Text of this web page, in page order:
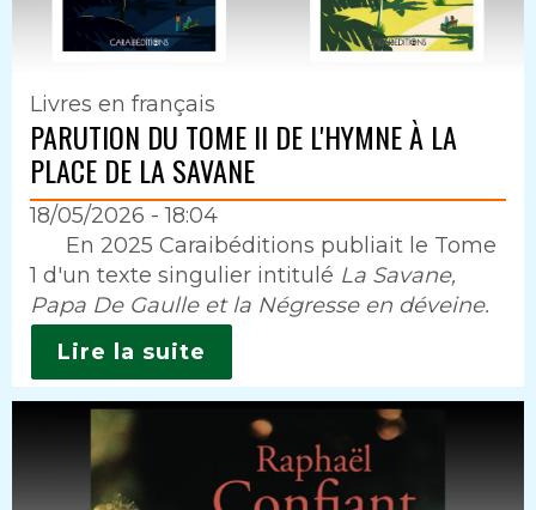
Livres en français
PARUTION DU TOME II DE L'HYMNE À LA
PLACE DE LA SAVANE
18/05/2026 - 18:04
Intro
En 2025 Caraibéditions publiait le Tome
1 d'un texte singulier intitulé La Savane,
Papa De Gaulle et la Négresse en déveine.
Lire la suite